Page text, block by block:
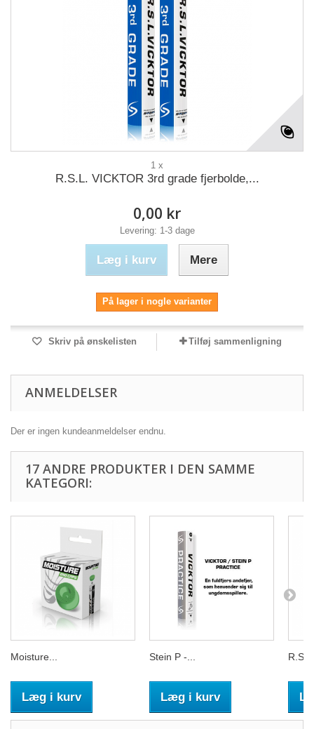
1 x
R.S.L. VICKTOR 3rd grade fjerbolde,...
0,00 kr
Levering: 1-3 dage
Læg i kurv Mere
På lager i nogle varianter
Skriv på ønskelisten Tilføj sammenligning
ANMELDELSER
Der er ingen kundeanmeldelser endnu.
17 ANDRE PRODUKTER I DEN SAMME
KATEGORI:
Moisture...
Læg i kurv
Stein P -...
Læg i kurv